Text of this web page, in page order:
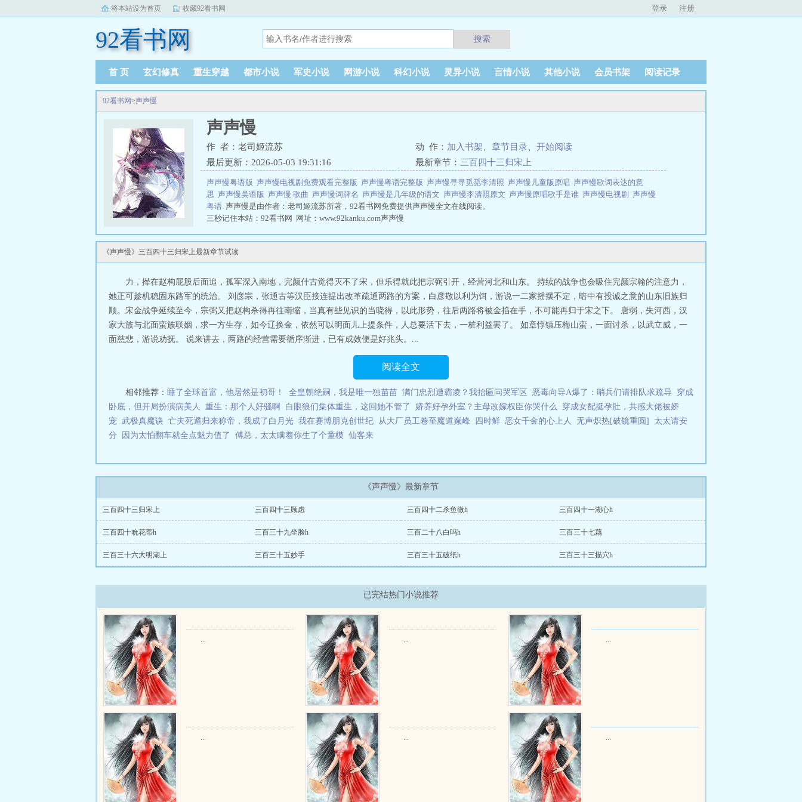
将本站设为首页 收藏92看书网 登录 注册
92看书网 搜索
首 页 玄幻修真 重生穿越 都市小说 军史小说 网游小说 科幻小说 灵异小说 言情小说 其他小说 会员书架 阅读记录
92看书网>声声慢
声声慢
作 者：老司姬流苏 动 作： 加入书架 章节目录
开始阅读
最后更新：2026-05-03 19:31:16
最新章节： 三百四十三归宋上
声声慢粤语版 声声慢电视剧免费观看完整版 声声慢粤语完整版 声声慢寻寻觅觅李清照 声声慢儿童版原唱 声声慢歌词表达的意
思 声声慢吴语版 声声慢 歌曲 声声慢词牌名 声声慢是几年级的语文 声声慢李清照原文 声声慢原唱歌手是谁 声声慢电视剧 声声慢
粤语 声声慢是由作者：老司姬流苏所著，92看书网免费提供声声慢全文在线阅读。
三秒记住本站：92看书网 网址：www.92kanku.com声声慢
《声声慢》三百四十三归宋上最新章节试读
力，撵在赵构屁股后面追，孤军深入南地，完颜什古觉得灭不了宋，但乐得就此把宗弼引开，经营河北和山东。 持续的战争也会吸住完颜宗翰的注意力，
她正可趁机稳固东路军的统治。 刘彦宗，张通古等汉臣接连提出改革疏通两路的方案，白彦敬以利为饵，游说一二家摇摆不定，暗中有投诚之意的山东旧族归
顺。宋金战争延续至今，宗弼又把赵构杀得再往南缩，当真有些见识的当晓得，以此形势，往后两路将被金掐在手，不可能再归于宋之下。 唐弱，失河西，汉
家大族与北面蛮族联姻，求一方生存，如今辽换金，依然可以明面儿上提条件，人总要活下去，一桩利益罢了。 如章惇镇压梅山蛮，一面讨杀，以武立威，一
面慈悲，游说劝抚。 说来讲去，两路的经营需要循序渐进，已有成效便是好兆头。...
阅读全文
相邻推荐： 睡了全球首富，他居然是初哥！ 全皇朝绝嗣，我是唯一独苗苗 满门忠烈遭霸凌？我抬匾问哭军区 恶毒向导A爆了：哨兵们请排队求疏导
穿成
卧底，但开局扮演病美人
重生：那个人好骚啊 白眼狼们集体重生，这回她不管了 娇养好孕外室？主母改嫁权臣你哭什么
穿成女配挺孕肚，共感大佬被娇
宠 武极真魔诀 亡夫死遁归来称帝，我成了白月光 我在赛博朋克创世纪 从大厂员工卷至魔道巅峰 四时鲜 恶女千金的心上人 无声炽热[破镜重圆]
太太请安
分
因为太怕翻车就全点魅力值了 傅总，太太瞒着你生了个童模 仙客来
《声声慢》最新章节
三百四十三归宋上 三百四十三顾虑 三百四十二杀鱼微h 三百四十一湖心h
三百四十吮花蒂h 三百三十九坐脸h 三百二十八白吗h 三百三十七藕
三百三十六大明湖上 三百三十五妙手 三百三十五破纸h 三百三十三描穴h
已完结热门小说推荐
... ... ...
... ... ...